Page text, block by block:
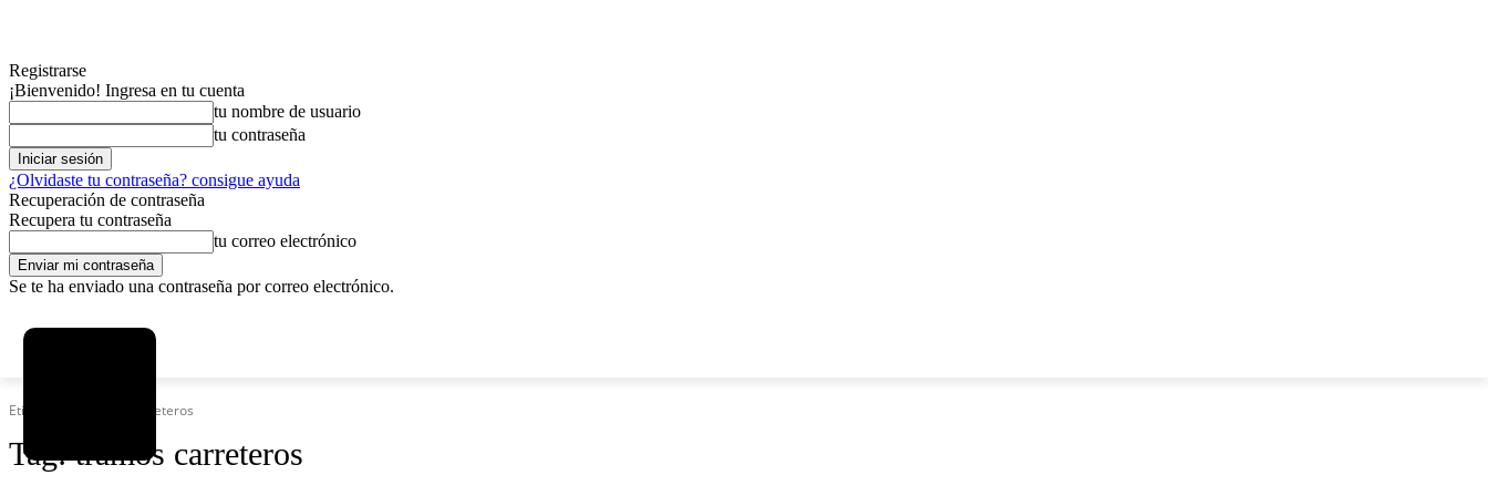
Registrarse
¡Bienvenido! Ingresa en tu cuenta
tu nombre de usuario
tu contraseña
¿Olvidaste tu contraseña? consigue ayuda
Recuperación de contraseña
Recupera tu contraseña
tu correo electrónico
Se te ha enviado una contraseña por correo electrónico.
Etiquetas Tramos carreteros
Tag:tramos carreteros